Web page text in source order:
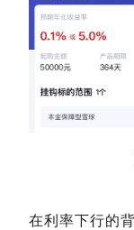
在利率下行的